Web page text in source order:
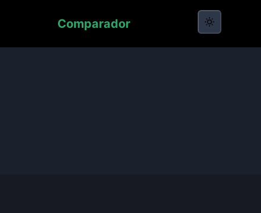
Comparador